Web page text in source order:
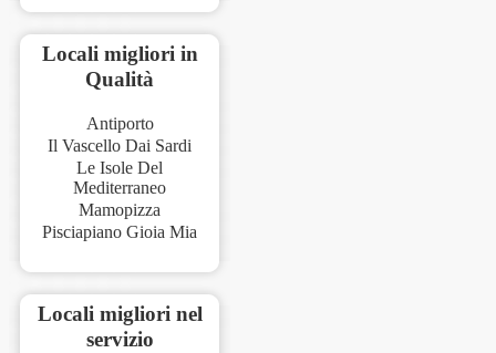
Locali migliori in
Qualità
Antiporto
Il Vascello Dai Sardi
Le Isole Del
Mediterraneo
Mamopizza
Pisciapiano Gioia Mia
Locali migliori nel
servizio